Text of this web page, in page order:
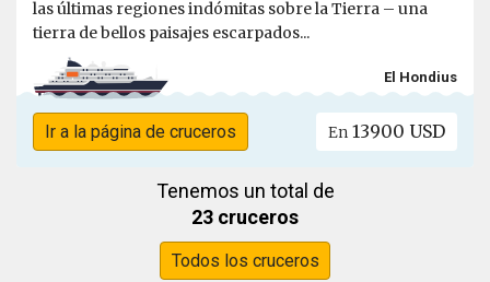
las últimas regiones indómitas sobre la Tierra – una
tierra de bellos paisajes escarpados...
El Hondius
Ir a la página de cruceros En 13900 USD
Tenemos un total de
23 cruceros
Todos los cruceros